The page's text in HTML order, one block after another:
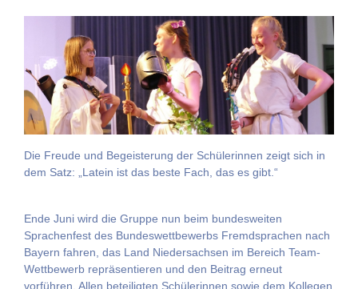
Die Freude und Begeisterung der Schülerinnen zeigt sich in
dem Satz: „Latein ist das beste Fach, das es gibt.“
Ende Juni wird die Gruppe nun beim bundesweiten
Sprachenfest des Bundeswettbewerbs Fremdsprachen nach
Bayern fahren, das Land Niedersachsen im Bereich Team-
Wettbewerb repräsentieren und den Beitrag erneut
vorführen. Allen beteiligten Schülerinnen sowie dem Kollegen